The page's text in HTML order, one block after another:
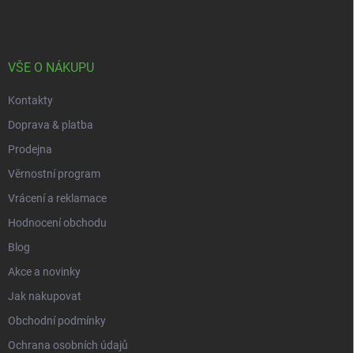
VŠE O NÁKUPU
Kontakty
Doprava & platba
Prodejna
Věrnostní program
Vrácení a reklamace
Hodnocení obchodu
Blog
Akce a novinky
Jak nakupovat
Obchodní podmínky
Ochrana osobních údajů